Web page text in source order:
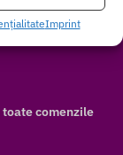
Imprint
toate comenzile